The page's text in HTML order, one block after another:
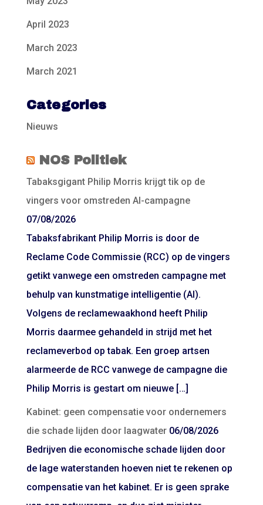
April 2023
March 2023
March 2021
Categories
Nieuws
NOS Politiek
Tabaksgigant Philip Morris krijgt tik op de
vingers voor omstreden AI-campagne
07/08/2026
Tabaksfabrikant Philip Morris is door de
Reclame Code Commissie (RCC) op de vingers
getikt vanwege een omstreden campagne met
behulp van kunstmatige intelligentie (AI).
Volgens de reclamewaakhond heeft Philip
Morris daarmee gehandeld in strijd met het
reclameverbod op tabak. Een groep artsen
alarmeerde de RCC vanwege de campagne die
Philip Morris is gestart om nieuwe […]
Kabinet: geen compensatie voor ondernemers
die schade lijden door laagwater 06/08/2026
Bedrijven die economische schade lijden door
de lage waterstanden hoeven niet te rekenen op
compensatie van het kabinet. Er is geen sprake